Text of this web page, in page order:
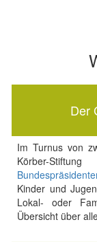
Der
Im Turnus von
Körber-
Kinder und
Lokal- oder
Übersicht über